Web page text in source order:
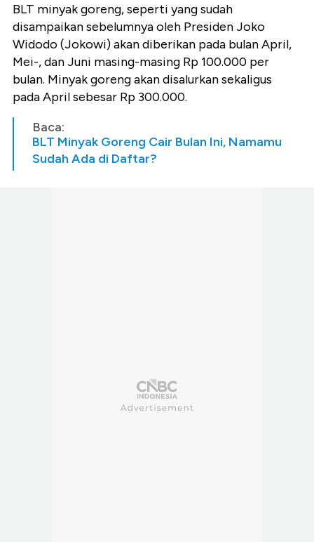
BLT minyak goreng, seperti yang sudah
disampaikan sebelumnya oleh Presiden Joko
Widodo (Jokowi) akan diberikan pada bulan April,
Mei-, dan Juni masing-masing Rp 100.000 per
bulan. Minyak goreng akan disalurkan sekaligus
pada April sebesar Rp 300.000.
Baca:
BLT Minyak Goreng Cair Bulan Ini, Namamu
Sudah Ada di Daftar?